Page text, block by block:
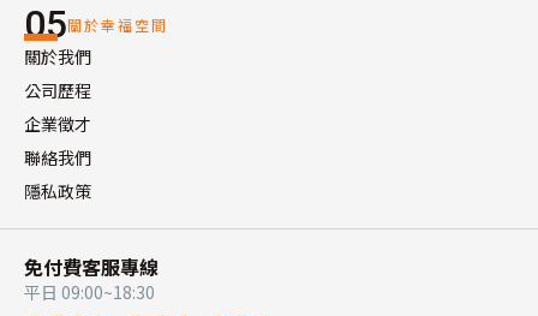
05關於幸福空間
關於我們
公司歷程
企業徵才
聯絡我們
隱私政策
免付費客服專線
平日 09:00~18:30